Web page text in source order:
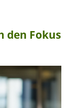
den Fokus